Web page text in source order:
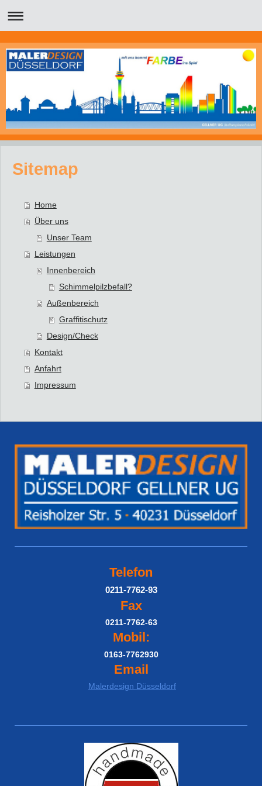
Sitemap
Home
Über uns
Unser Team
Leistungen
Innenbereich
Schimmelpilzbefall?
Außenbereich
Graffitischutz
Design/Check
Kontakt
Anfahrt
Impressum
Telefon
0211-7762-93
Fax
0211-7762-63
Mobil:
0163-7762930
Email
Malerdesign Düsseldorf